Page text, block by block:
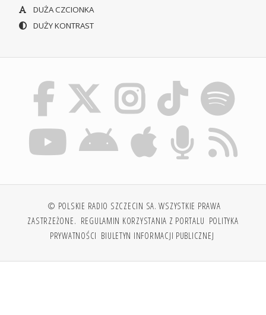
DUŻA CZCIONKA
DUŻY KONTRAST
© POLSKIE RADIO SZCZECIN SA. WSZYSTKIE PRAWA
ZASTRZEŻONE. REGULAMIN KORZYSTANIA Z PORTALU POLITYKA
PRYWATNOŚCI BIULETYN INFORMACJI PUBLICZNEJ